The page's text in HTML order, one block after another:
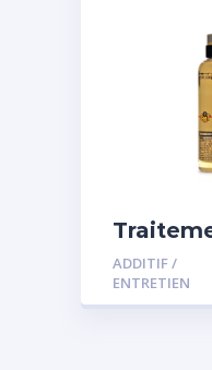
spécial
ADDITIF /
ENTRETIEN